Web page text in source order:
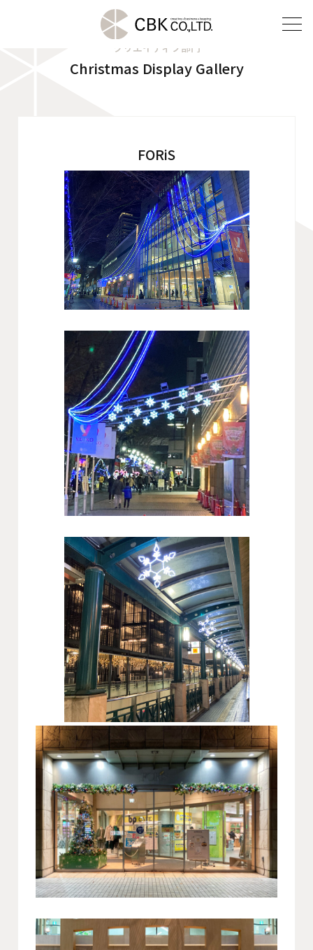
ビルメンテナンス部門
会社案内
ご挨拶
企業理念
役員一覧
組織図
グループ会社
アクセス
採用情報
協力会社・スタッフ募集
お問い合わせ
クリエイティブ部門
Christmas Display Gallery
FORiS